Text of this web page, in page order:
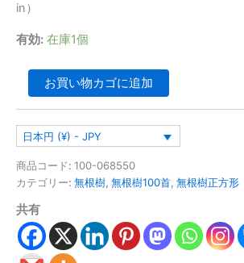
in）
有効: 在庫1個
お買い物カゴに追加
日本円 (¥) - JPY
商品コード: 100-068550
カテゴリー: 無根樹, 無根樹100首, 無根樹正方形
共有